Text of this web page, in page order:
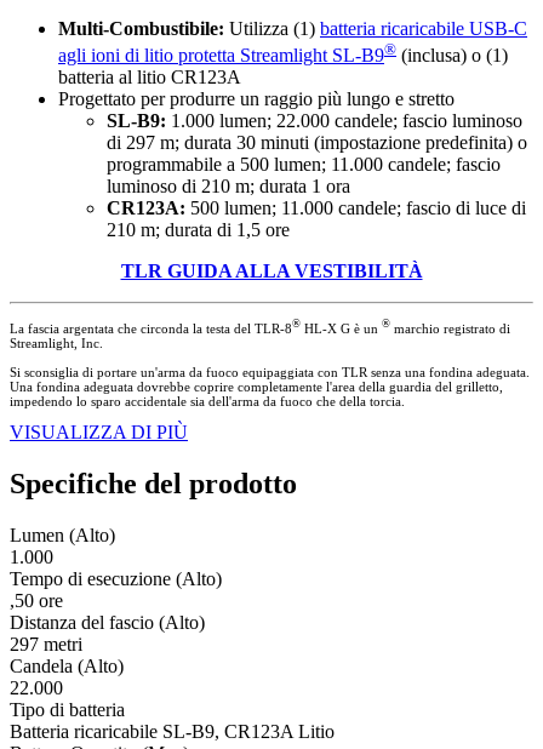
Multi-Combustibile: Utilizza (1) batteria ricaricabile USB-C
agli ioni di litio protetta Streamlight SL-B9® (inclusa) o (1)
batteria al litio CR123A
Progettato per produrre un raggio più lungo e stretto
SL-B9: 1.000 lumen; 22.000 candele; fascio luminoso
di 297 m; durata 30 minuti (impostazione predefinita) o
programmabile a 500 lumen; 11.000 candele; fascio
luminoso di 210 m; durata 1 ora
CR123A: 500 lumen; 11.000 candele; fascio di luce di
210 m; durata di 1,5 ore
TLR GUIDA ALLA VESTIBILITÀ
La fascia argentata che circonda la testa del TLR-8® HL-X G è un ® marchio registrato di
Streamlight, Inc.
Si sconsiglia di portare un'arma da fuoco equipaggiata con TLR senza una fondina adeguata.
Una fondina adeguata dovrebbe coprire completamente l'area della guardia del grilletto,
impedendo lo sparo accidentale sia dell'arma da fuoco che della torcia.
VISUALIZZA DI PIÙ
Specifiche del prodotto
Lumen (Alto)
1.000
Tempo di esecuzione (Alto)
,50 ore
Distanza del fascio (Alto)
297 metri
Candela (Alto)
22.000
Tipo di batteria
Batteria ricaricabile SL-B9, CR123A Litio